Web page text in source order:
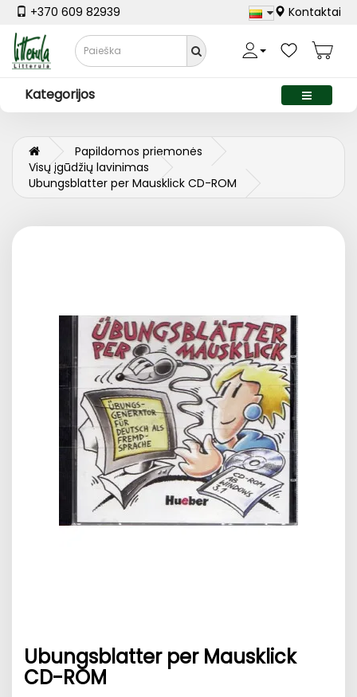
+370 609 82939 Kontaktai
Kategorijos
Papildomos priemonės
Visų įgūdžių lavinimas
Ubungsblatter per Mausklick CD-ROM
Ubungsblatter per Mausklick
CD-ROM